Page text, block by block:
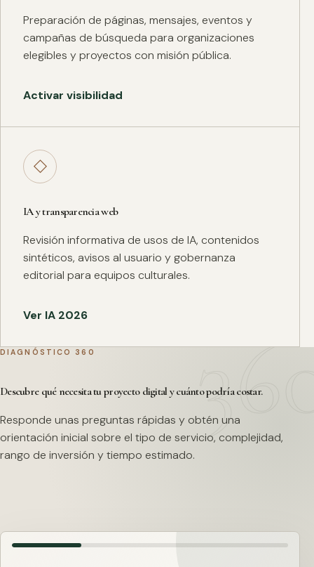
Preparación de páginas, mensajes, eventos y
campañas de búsqueda para organizaciones
elegibles y proyectos con misión pública.
Activar visibilidad
◇
IA y transparencia web
Revisión informativa de usos de IA, contenidos
sintéticos, avisos al usuario y gobernanza
editorial para equipos culturales.
Ver IA 2026
DIAGNÓSTICO 360
Descubre qué necesita tu proyecto digital y cuánto podría costar.
Responde unas preguntas rápidas y obtén una
orientación inicial sobre el tipo de servicio, complejidad,
rango de inversión y tiempo estimado.